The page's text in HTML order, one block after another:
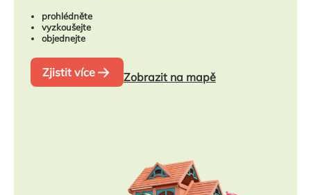
prohlédněte
vyzkoušejte
objednejte
Zjistit více Zobrazit na mapě